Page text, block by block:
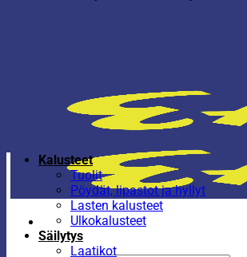
Kalusteet
Tuolit
Pöydät, lipastot ja hyllyt
Lasten kalusteet
Ulkokalusteet
Säilytys
Laatikot